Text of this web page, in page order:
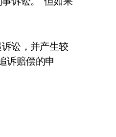
讼，并产生较
诉赔偿的申